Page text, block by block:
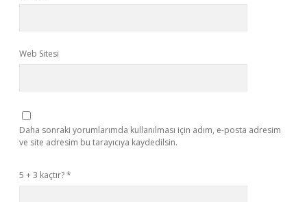
Web Sitesi
Daha sonraki yorumlarımda kullanılması için adım, e-posta adresim
ve site adresim bu tarayıcıya kaydedilsin.
5 + 3 kaçtır?*